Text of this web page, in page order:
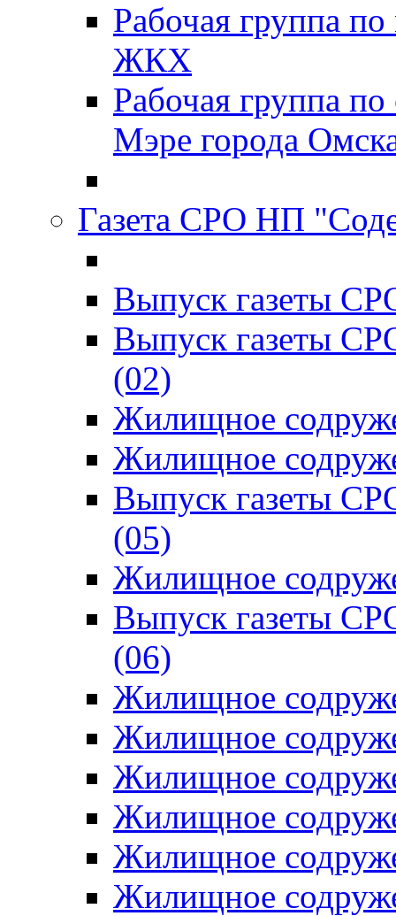
Рабочая группа
ЖКХ
Рабочая группа
Мэре города
Газета СРО НП
Выпуск газеты
Выпуск газеты
(02)
Жилищное
Жилищное
Выпуск газеты
(05)
Жилищное
Выпуск газеты
(06)
Жилищное
Жилищное
Жилищное
Жилищное
Жилищное
Жилищное